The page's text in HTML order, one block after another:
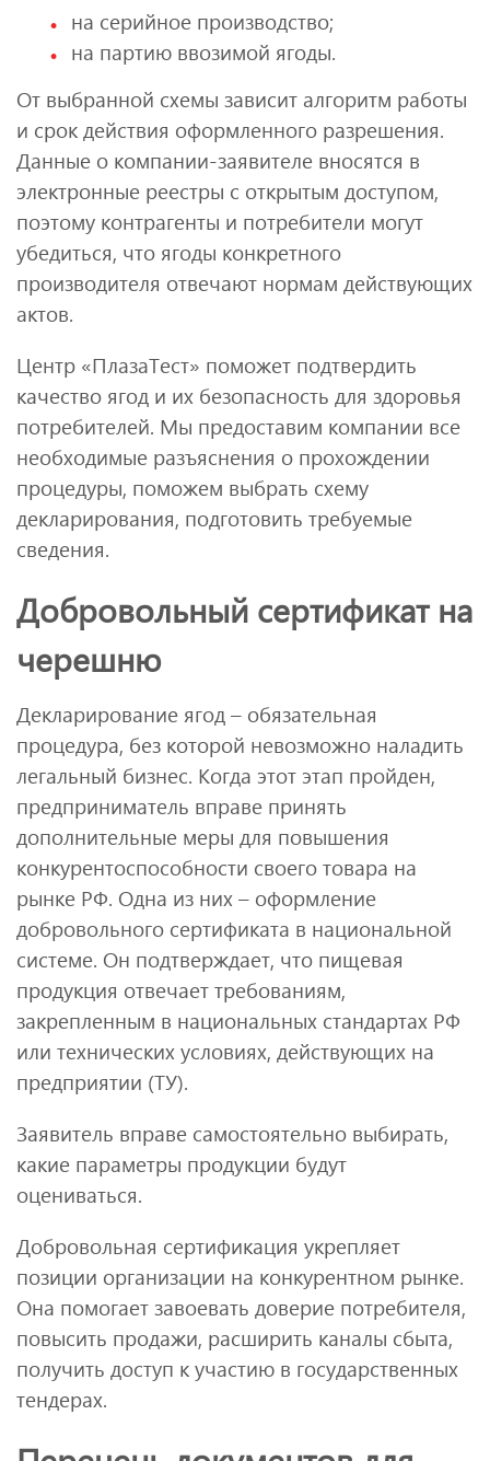
на серийное производство;
на партию ввозимой ягоды.
От выбранной схемы зависит алгоритм работы
и срок действия оформленного разрешения.
Данные о компании-заявителе вносятся в
электронные реестры с открытым доступом,
поэтому контрагенты и потребители могут
убедиться, что ягоды конкретного
производителя отвечают нормам действующих
актов.
Центр «ПлазаТест» поможет подтвердить
качество ягод и их безопасность для здоровья
потребителей. Мы предоставим компании все
необходимые разъяснения о прохождении
процедуры, поможем выбрать схему
декларирования, подготовить требуемые
сведения.
Добровольный сертификат на
черешню
Декларирование ягод – обязательная
процедура, без которой невозможно наладить
легальный бизнес. Когда этот этап пройден,
предприниматель вправе принять
дополнительные меры для повышения
конкурентоспособности своего товара на
рынке РФ. Одна из них – оформление
добровольного сертификата в национальной
системе. Он подтверждает, что пищевая
продукция отвечает требованиям,
закрепленным в национальных стандартах РФ
или технических условиях, действующих на
предприятии (ТУ).
Заявитель вправе самостоятельно выбирать,
какие параметры продукции будут
оцениваться.
Добровольная сертификация укрепляет
позиции организации на конкурентном рынке.
Она помогает завоевать доверие потребителя,
повысить продажи, расширить каналы сбыта,
получить доступ к участию в государственных
тендерах.